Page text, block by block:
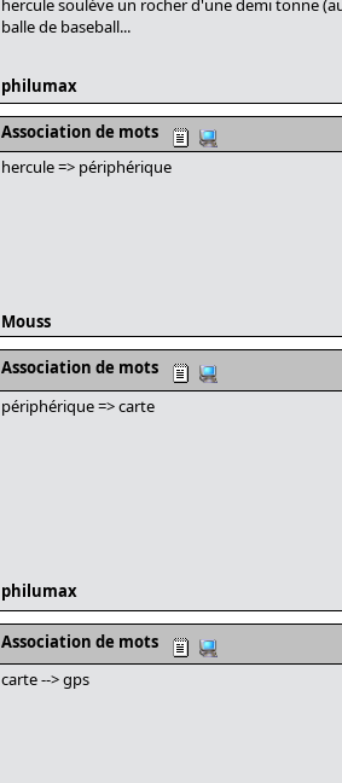
hercule soulève un rocher d'une demi tonne
balle de baseball...
philumax
Association de mots
hercule => périphérique
Mouss
Association de mots
périphérique => carte
philumax
Association de mots
carte --> gps